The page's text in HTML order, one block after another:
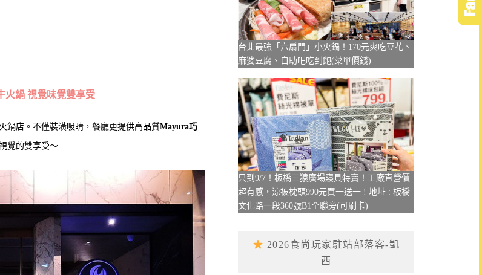
火鍋 視覺味覺雙享受
鍋店。不僅裝潢吸睛，餐廳更提供高品質Mayura巧
覺的雙享受～
台北最強「六扇門」小火鍋！170元爽吃豆花、
麻婆豆腐、自助吧吃到飽(菜單價錢)
只到9/7！板橋三猿廣場寢具特賣！工廠直營價
超有感，涼被枕頭990元買一送一 ! 地址 : 板橋
文化路一段360號B1全聯旁(可刷卡)
2026食尚玩家駐站部落客-凱
西